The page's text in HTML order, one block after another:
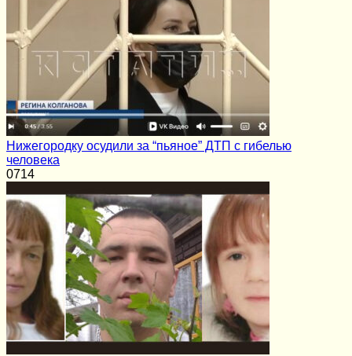
Нижегородку осудили за “пьяное” ДТП с гибелью
человека
0714